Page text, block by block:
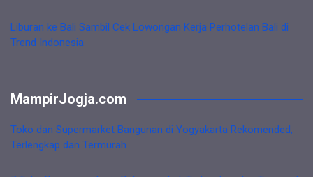
Liburan ke Bali Sambil Cek Lowongan Kerja Perhotelan Bali di
Trend Indonesia
MampirJogja.com
Toko dan Supermarket Bangunan di Yogyakarta Rekomended,
Terlengkap dan Termurah